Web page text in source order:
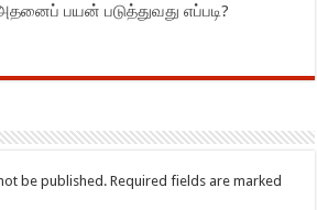
பயன் படுத்துவது எப்படி?
be published. Required fields are marked